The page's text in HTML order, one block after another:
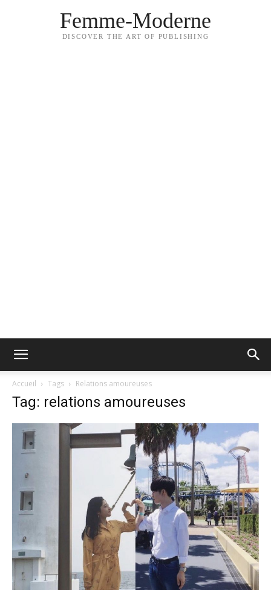
Femme-Moderne
DISCOVER THE ART OF PUBLISHING
Accueil Tags Relations amoureuses
Tag: relations amoureuses